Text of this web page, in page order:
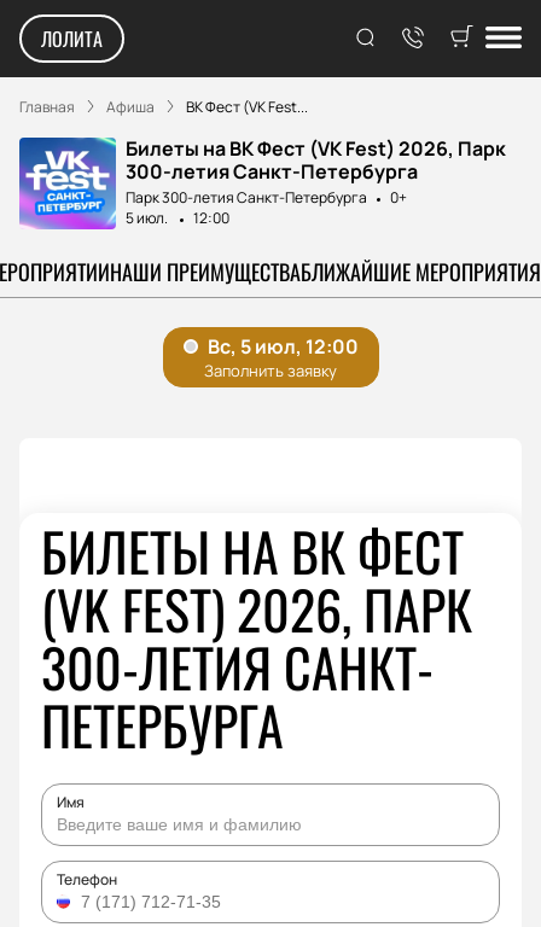
ЛОЛИТА
Главная Афиша ВК Фест (VK Fest...
Билеты на ВК Фест (VK Fest) 2026, Парк
300-летия Санкт-Петербурга
Парк 300-летия Санкт-Петербурга
0+
5 июл.
12:00
НАШИ ПРЕИМУЩЕСТВАБЛИЖАЙШИЕ МЕРОПРИЯТИЯ
БИЛЕТЫ НА ВК ФЕСТ
(VK FEST) 2026, ПАРК
300-ЛЕТИЯ САНКТ-
ПЕТЕРБУРГА
Имя
Телефон